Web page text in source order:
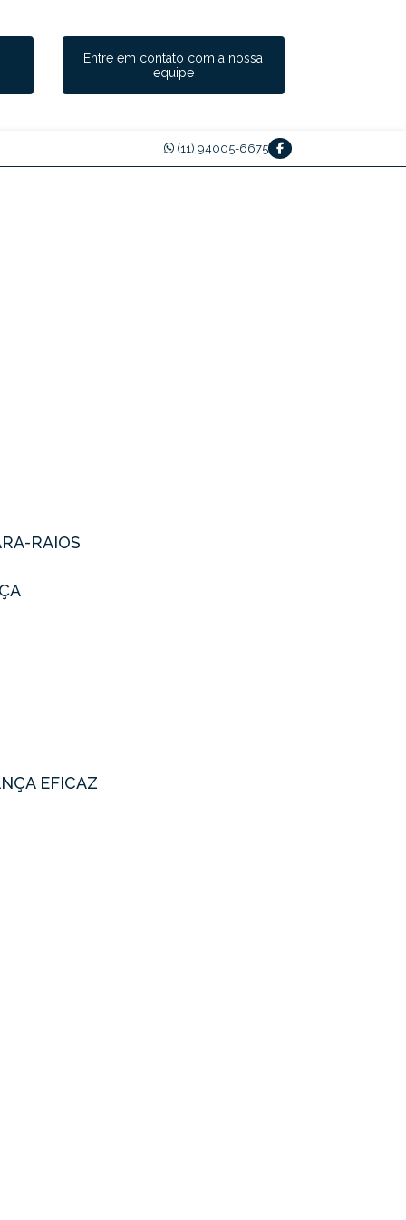
Entre em contato com a nossa
equipe
(11) 94005-6675
RAIOS
EFICAZ